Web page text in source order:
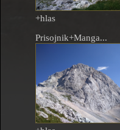
+hlas
Prisojnik+Manga...